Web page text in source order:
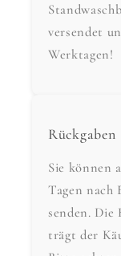
versendet
Werktagen!
Rückgaben
Sie können
Tagen nach
senden. Die
trägt der